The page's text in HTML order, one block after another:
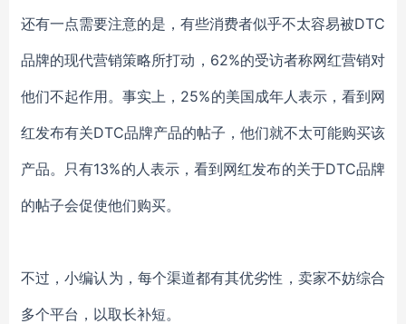
还有一点需要注意的是，有些消费者似乎不太容易被DTC
品牌的现代营销策略所打动，62%的受访者称网红营销对
他们不起作用。事实上，25%的美国成年人表示，看到网
红发布有关DTC品牌产品的帖子，他们就不太可能购买该
产品。只有13%的人表示，看到网红发布的关于DTC品牌
的帖子会促使他们购买。
不过，小编认为，每个渠道都有其优劣性，卖家不妨综合
多个平台，以取长补短。